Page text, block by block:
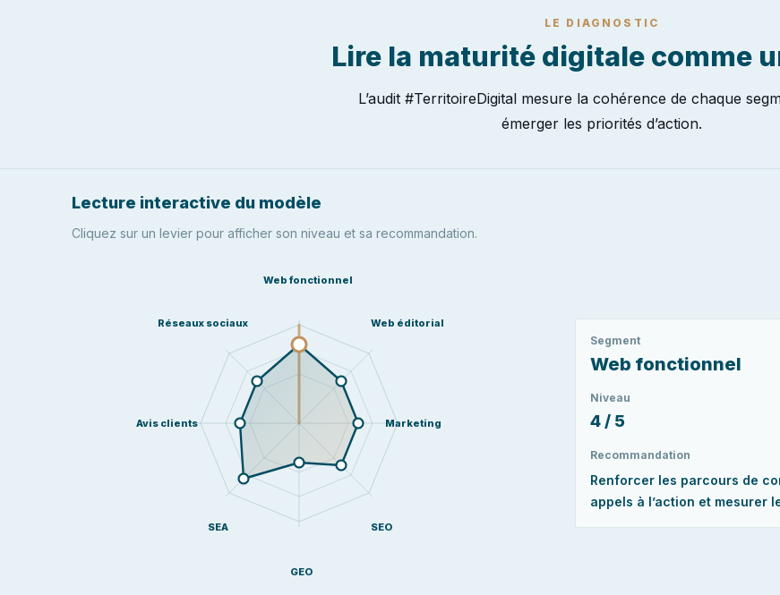
LE DIAGNOSTIC
Lire la maturité digitale comme
L’audit #TerritoireDigital mesure la cohérence de chaque
émerger les priorités d’action.
Lecture interactive du modèle
Cliquez sur un levier pour afficher son niveau et sa recommandation.
Web fonctionnel
Web éditorial
Marketing
SEO
GEO
SEA
Avis clients
Réseaux sociaux
Segment
Web fonctionnel
Niveau
4 / 5
Recommandation
Renforcer les parcours de
appels à l’action et mesurer